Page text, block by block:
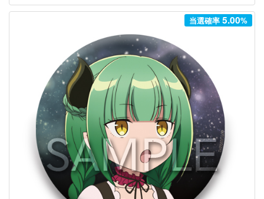
当選確率5.00%